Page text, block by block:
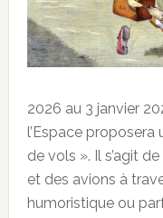
2026 au 3 janvier
l’Espace
de vols ». Il s’agit
et des avions à
humoristique ou